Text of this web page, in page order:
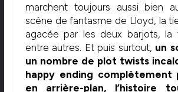
marchent toujours aussi bien
scène de fantasme de Lloyd, la
agacée par les deux barjots, la
entre autres. Et puis surtout, un
un nombre de plot twists
happy ending complètement
en arrière-plan, l’histoire